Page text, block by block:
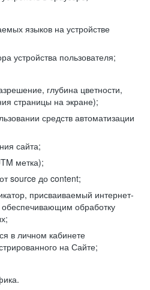
языков на устройстве
устройства пользователя;
глубина цветности,
страницы на экране);
средств автоматизации
сайта;
метка);
source до content;
присваиваемый интернет-
обработку
в личном кабинете
на Сайте;